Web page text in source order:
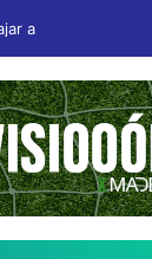
a San Sebastián